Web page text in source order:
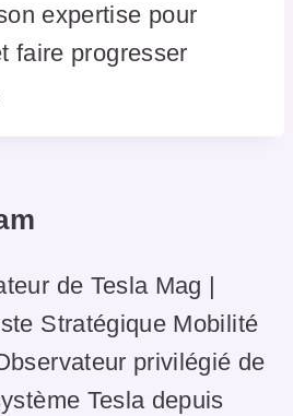
expertise pour
faire progresser
de Tesla Mag |
Stratégique Mobilité
privilégié de
Tesla depuis